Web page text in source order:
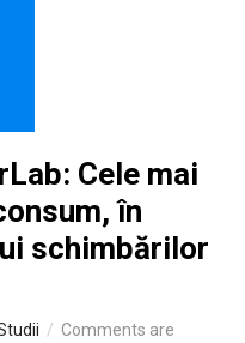
Cele mai
în
schimbărilor
Comments are